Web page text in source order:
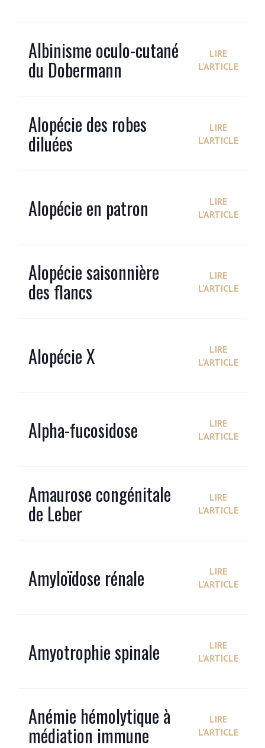
Albinisme oculo-cutané
du Dobermann
LIRE
L'ARTICLE
Alopécie des robes
diluées
LIRE
L'ARTICLE
Alopécie en patron
LIRE
L'ARTICLE
Alopécie saisonnière
des flancs
LIRE
L'ARTICLE
Alopécie X
LIRE
L'ARTICLE
Alpha-fucosidose
LIRE
L'ARTICLE
Amaurose congénitale
de Leber
LIRE
L'ARTICLE
Amyloïdose rénale
LIRE
L'ARTICLE
Amyotrophie spinale
LIRE
L'ARTICLE
Anémie hémolytique à
médiation immune
LIRE
L'ARTICLE